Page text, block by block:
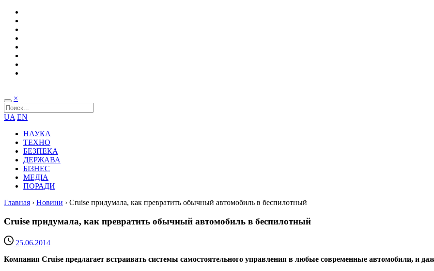
×
UA EN
НАУКА
ТЕХНО
БЕЗПЕКА
ДЕРЖАВА
БІЗНЕС
МЕДІА
ПОРАДИ
Главная › Новини › Cruise придумала, как превратить обычный автомобиль в беспилотный
Cruise придумала, как превратить обычный автомобиль в беспилотный
25.06.2014
Компания Cruise предлагает встраивать системы самостоятельного управления в любые современные автомобили, и